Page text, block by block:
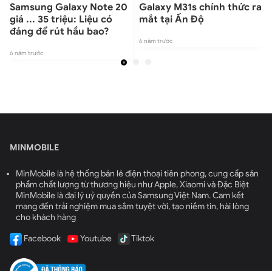
Samsung Galaxy Note 20
giá ... 35 triệu: Liệu có
đáng để rút hầu bao?
6 năm trước
Galaxy M31s chính thức ra
mắt tại Ấn Độ
6 năm trước
MINMOBILE
MinMobile là hệ thống bán lẻ điện thoại tiên phong, cung cấp sản
phẩm chất lượng từ thương hiệu như Apple, Xiaomi và Đặc Biệt
MinMobile là đại lý uỷ quyền của Samsung Việt Nam. Cam kết
mang đến trải nghiệm mua sắm tuyệt vời, tạo niềm tin, hài lòng
cho khách hàng
Facebook Youtube Tiktok